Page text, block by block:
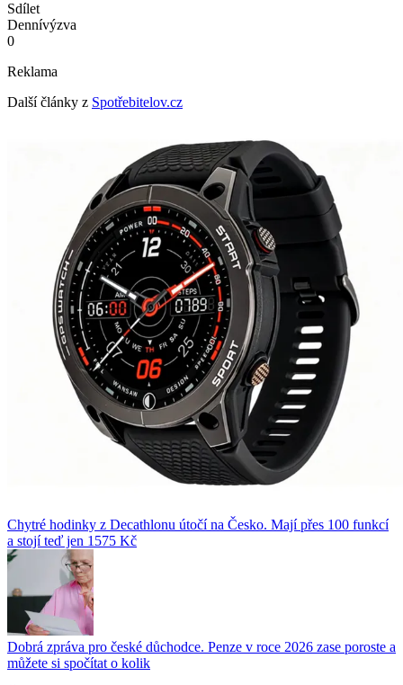
Sdílet
Dennívýzva
0
Reklama
Další články z Spotřebitelov.cz
Chytré hodinky z Decathlonu útočí na Česko. Mají přes 100 funkcí
a stojí teď jen 1575 Kč
Dobrá zpráva pro české důchodce. Penze v roce 2026 zase poroste a
můžete si spočítat o kolik